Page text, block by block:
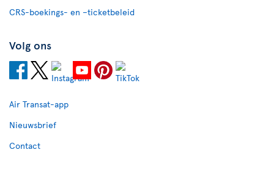
CRS-boekings- en –ticketbeleid
Volg ons
Air Transat-app
Nieuwsbrief
Contact